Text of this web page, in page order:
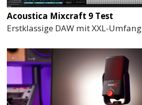
Acoustica Mixcraft 9 Test
Erstklassige DAW mit XXL-Umfang